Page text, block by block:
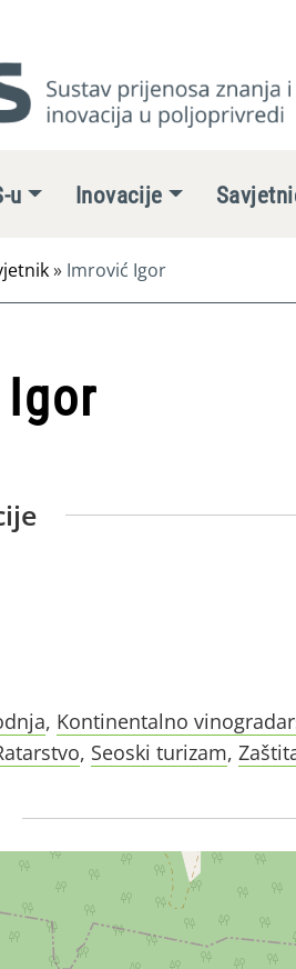
u Inovacije
» Imrović Igor
Igor
, Kontinentalno
, Seoski turizam,